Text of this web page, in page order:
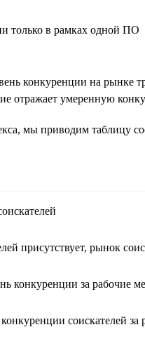
только в рамках одной ПО
конкуренции на рынке
отражает умеренную
мы приводим таблицу
присутствует, рынок
конкуренции за рабочие
соискателей за